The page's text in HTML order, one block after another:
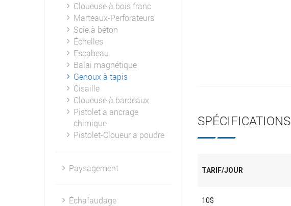
Cloueuse à bois franc
Marteaux-Perforateurs
Scie à béton
Échelles
Escabeau
Balai magnétique
Genoux à tapis
Cisaille
Cloueuse à bardeaux
Pistolet a ancrage
chimique
Pistolet-Cloueur a poudre
Paysagement
Échafaudage
SPÉCIFICATIONS
TARIF/JOUR
10$